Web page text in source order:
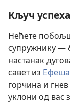
Кључ
Нећете
супружнику —
настанак
савет из
горчина и
уклони од вас